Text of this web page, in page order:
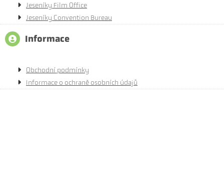
Jeseníky Film Office
Jeseníky Convention Bureau
Informace
Obchodní podmínky
Informace o ochraně osobních údajů